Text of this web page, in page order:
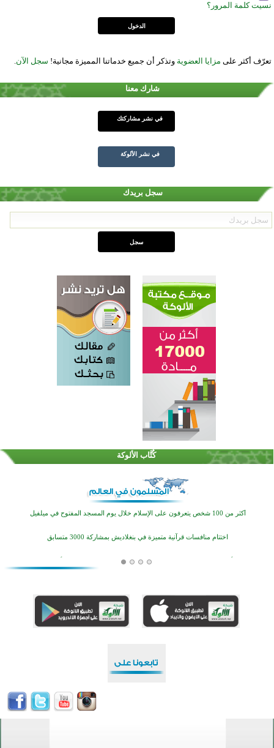
نسيت كلمة المرور؟
تعرّف أكثر على مزايا العضوية وتذكر أن جميع خدماتنا المميزة مجانية! سجل الآن.
شارك معنا
في نشر مشاركتك
في نشر الألوكة
سجل بريدك
كُتَّاب الألوكة
القرآن والتربية في صدارة البرامج الصيفية للمسلمين في بينزا وساراتوف وموردوفيا هذا العام
اختتام الدورة التاسعة لمسابقة حفظ وتلاوة القرآن الكريم في أزناكاييف
أكثر من 100 شخص يتعرفون على الإسلام خلال يوم المسجد المفتوح في ميلفيل
اختتام منافسات قرآنية متميزة في بنغلاديش بمشاركة 3000 متسابق
منطقة ريبوفسي تحتفل بميلاد مسجد جديد في أجواء إيمانية مميزة